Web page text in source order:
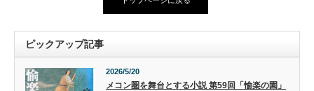
ピックアップ記事
2026/5/20
メコン圏を舞台とする小説 第59回「愉楽の園」